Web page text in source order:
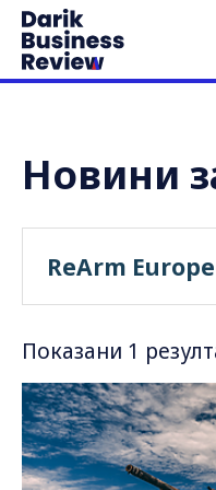
Новини
Показани 1